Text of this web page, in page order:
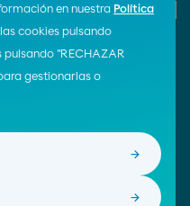
en nuestra Política
cookies pulsando
pulsando "RECHAZAR
gestionarlas o
Iniciar chat